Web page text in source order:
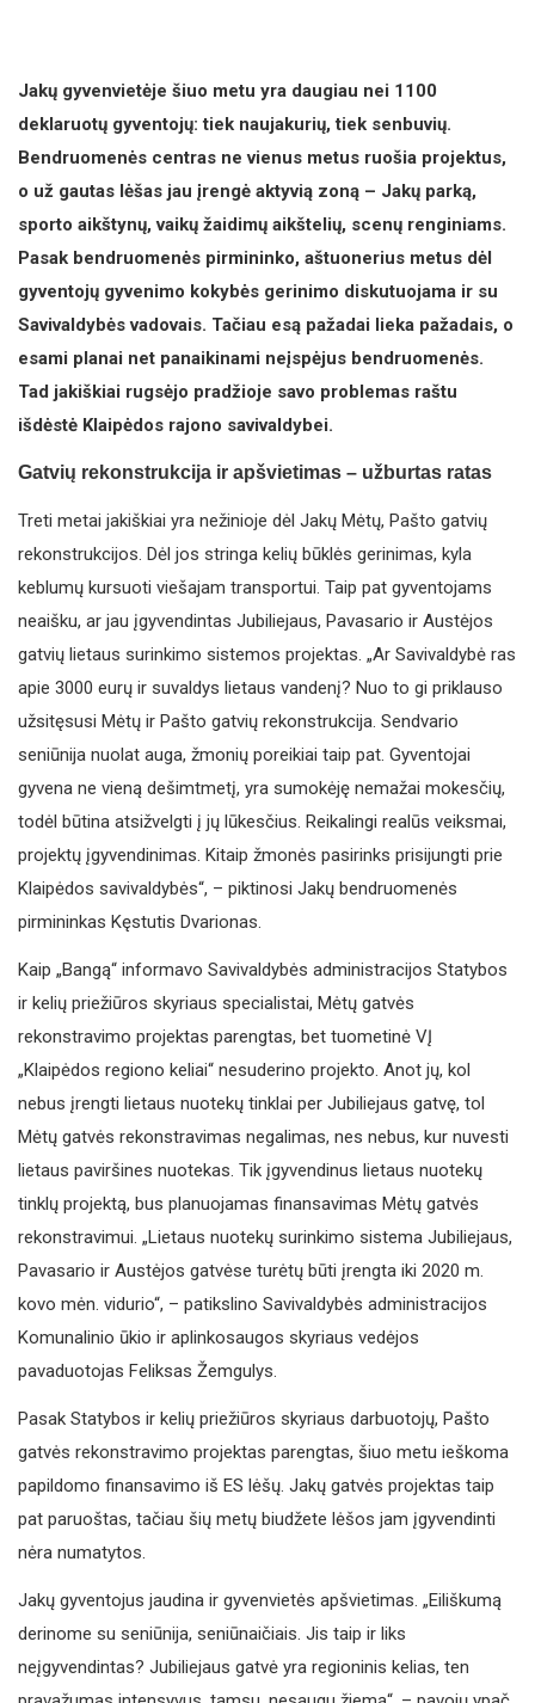
Jakų gyvenvietėje šiuo metu yra daugiau nei 1100
deklaruotų gyventojų: tiek naujakurių, tiek senbuvių.
Bendruomenės centras ne vienus metus ruošia projektus,
o už gautas lėšas jau įrengė aktyvią zoną – Jakų parką,
sporto aikštynų, vaikų žaidimų aikštelių, scenų renginiams.
Pasak bendruomenės pirmininko, aštuonerius metus dėl
gyventojų gyvenimo kokybės gerinimo diskutuojama ir su
Savivaldybės vadovais. Tačiau esą pažadai lieka pažadais, o
esami planai net panaikinami neįspėjus bendruomenės.
Tad jakiškiai rugsėjo pradžioje savo prob­lemas raštu
išdėstė Klaipėdos rajono savivaldybei.
Gatvių rekonstrukcija ir apšvietimas – užburtas ratas
Treti metai jakiškiai yra nežinioje dėl Jakų Mėtų, Pašto gatvių
rekonstrukcijos. Dėl jos stringa kelių būklės gerinimas, kyla
keblumų kursuoti viešajam transportui. Taip pat gyventojams
neaišku, ar jau įgyvendintas Jubiliejaus, Pavasario ir Austėjos
gatvių lietaus surinkimo sistemos projektas. „Ar Savivaldybė ras
apie 3000 eurų ir suvaldys lietaus vandenį? Nuo to gi priklauso
užsitęsusi Mėtų ir Pašto gatvių rekonstrukcija. Sendvario
seniūnija nuolat auga, žmonių poreikiai taip pat. Gyventojai
gyvena ne vieną dešimtmetį, yra sumokėję nemažai mokesčių,
todėl būtina atsižvelgti į jų lūkesčius. Reikalingi realūs veiksmai,
projektų įgyvendinimas. Kitaip žmonės pasirinks prisijungti prie
Klaipėdos savivaldybės“, – piktinosi Jakų bendruomenės
pirmininkas Kęstutis Dvarionas.
Kaip „Bangą“ informavo Savivaldybės administracijos Statybos
ir kelių priežiūros skyriaus specialistai, Mėtų gatvės
rekonstravimo projektas parengtas, bet tuometinė VĮ
„Klaipėdos regiono keliai“ nesuderino projekto. Anot jų, kol
nebus įrengti lietaus nuotekų tinklai per Jubiliejaus gatvę, tol
Mėtų gatvės rekonstravimas negalimas, nes nebus, kur nuvesti
lietaus paviršines nuotekas. Tik įgyvendinus lietaus nuotekų
tinklų projektą, bus planuojamas finansavimas Mėtų gatvės
rekonstravimui. „Lietaus nuotekų surinkimo sistema Jubiliejaus,
Pavasario ir Austėjos gatvėse turėtų būti įrengta iki 2020 m.
kovo mėn. vidurio“, – patikslino Savivaldybės administracijos
Komunalinio ūkio ir aplinkosaugos skyriaus vedėjos
pavaduotojas Feliksas Žemgulys.
Pasak Statybos ir kelių priežiūros skyriaus darbuotojų, Pašto
gatvės rekonstravimo projektas parengtas, šiuo metu ieškoma
papildomo finansavimo iš ES lėšų. Jakų gatvės projektas taip
pat paruoštas, tačiau šių metų biudžete lėšos jam įgyvendinti
nėra numatytos.
Jakų gyventojus jaudina ir gyvenvietės apšvietimas. „Eiliškumą
derinome su seniūnija, seniūnaičiais. Jis taip ir liks
neįgyvendintas? Jubiliejaus gatvė yra regioninis kelias, ten